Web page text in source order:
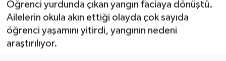
Öğrenci yurdunda çıkan yangın faciaya dönüştü.
Ailelerin okula akın ettiği olayda çok sayıda
öğrenci yaşamını yitirdi, yangının nedeni
araştırılıyor.
MAGAZİN
ÖZEL HABER